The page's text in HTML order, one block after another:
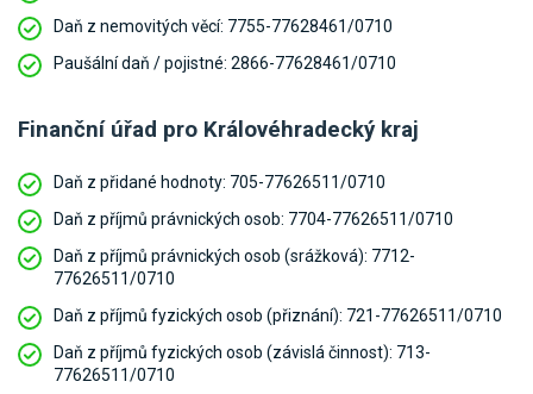
Daň z nemovitých věcí: 7755-77628461/0710
Paušální daň / pojistné: 2866-77628461/0710
Finanční úřad pro Královéhradecký kraj
Daň z přidané hodnoty: 705-77626511/0710
Daň z příjmů právnických osob: 7704-77626511/0710
Daň z příjmů právnických osob (srážková): 7712-
77626511/0710
Daň z příjmů fyzických osob (přiznání): 721-77626511/0710
Daň z příjmů fyzických osob (závislá činnost): 713-
77626511/0710